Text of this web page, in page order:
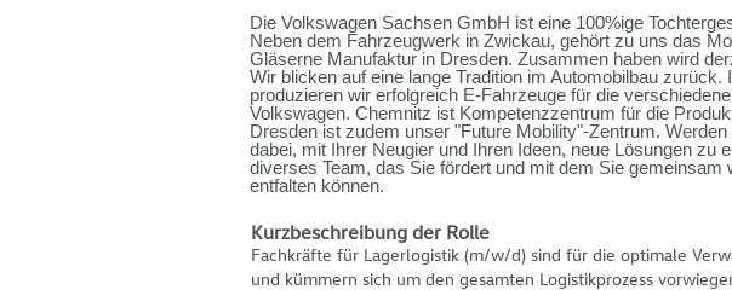
Die Volkswagen Sachsen GmbH ist eine 100%ige
Neben dem Fahrzeugwerk in Zwickau, gehört zu uns das
Gläserne Manufaktur in Dresden. Zusammen haben wird
Wir blicken auf eine lange Tradition im Automobilbau zurück.
produzieren wir erfolgreich E-Fahrzeuge für die
Volkswagen. Chemnitz ist Kompetenzzentrum für die
Dresden ist zudem unser "Future Mobility"-Zentrum.
dabei, mit Ihrer Neugier und Ihren Ideen, neue Lösungen zu
diverses Team, das Sie fördert und mit dem Sie gemeinsam
entfalten können.
Kurzbeschreibung der Rolle
Fachkräfte für Lagerlogistik (m/w/d) sind für die optimale
und kümmern sich um den gesamten Logistikprozess